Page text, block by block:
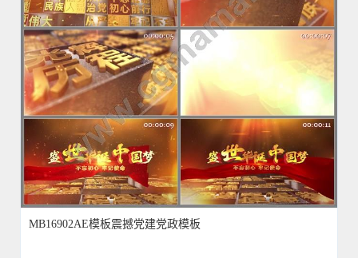
MB16902AE模板震撼党建党政模板